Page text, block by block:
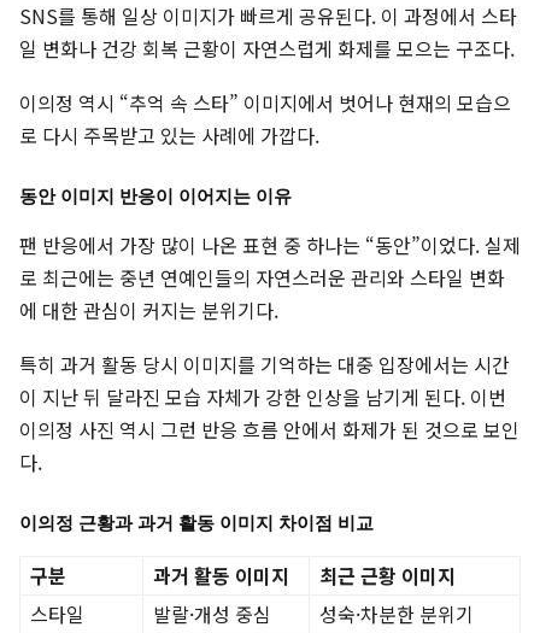
SNS를 통해 일상 이미지가 빠르게 공유된다. 이 과정에서 스타
일 변화나 건강 회복 근황이 자연스럽게 화제를 모으는 구조다.
이의정 역시 “추억 속 스타” 이미지에서 벗어나 현재의 모습으
로 다시 주목받고 있는 사례에 가깝다.
동안 이미지 반응이 이어지는 이유
팬 반응에서 가장 많이 나온 표현 중 하나는 “동안”이었다. 실제
로 최근에는 중년 연예인들의 자연스러운 관리와 스타일 변화
에 대한 관심이 커지는 분위기다.
특히 과거 활동 당시 이미지를 기억하는 대중 입장에서는 시간
이 지난 뒤 달라진 모습 자체가 강한 인상을 남기게 된다. 이번
이의정 사진 역시 그런 반응 흐름 안에서 화제가 된 것으로 보인
다.
이의정 근황과 과거 활동 이미지 차이점 비교
구분 과거 활동 이미지
최근 근황 이미지
스타일
발랄·개성 중심
성숙·차분한 분위기